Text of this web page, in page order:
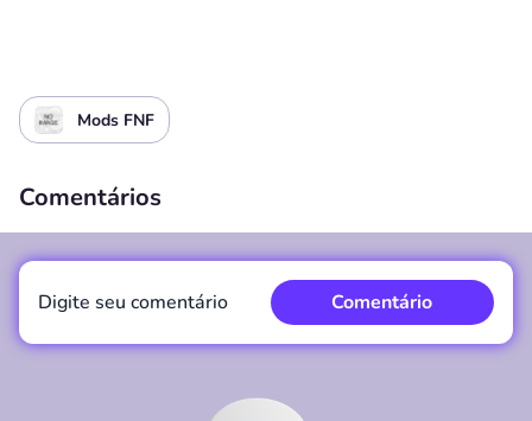
Mods FNF
Comentários
Digite seu comentário Comentário